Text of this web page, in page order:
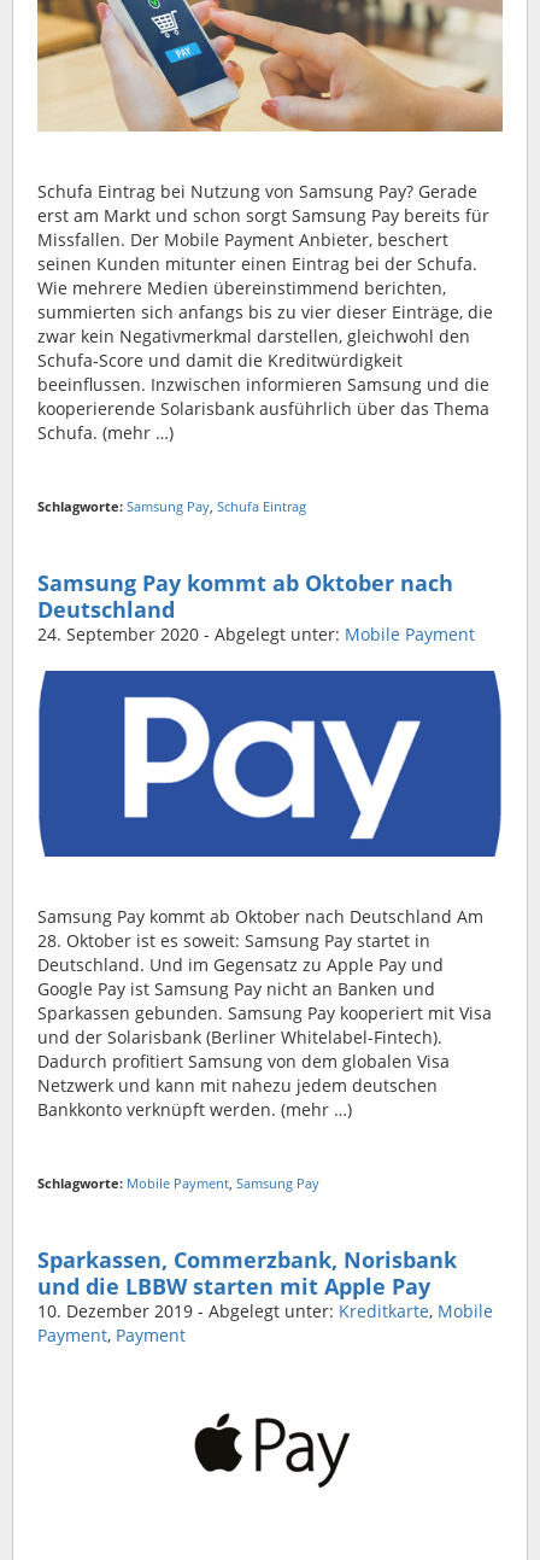
Schufa Eintrag bei Nutzung von Samsung Pay? Gerade
erst am Markt und schon sorgt Samsung Pay bereits für
Missfallen. Der Mobile Payment Anbieter, beschert
seinen Kunden mitunter einen Eintrag bei der Schufa.
Wie mehrere Medien übereinstimmend berichten,
summierten sich anfangs bis zu vier dieser Einträge, die
zwar kein Negativmerkmal darstellen, gleichwohl den
Schufa-Score und damit die Kreditwürdigkeit
beeinflussen. Inzwischen informieren Samsung und die
kooperierende Solarisbank ausführlich über das Thema
Schufa. (mehr …)
Schlagworte: Samsung Pay Schufa Eintrag
Samsung Pay kommt ab Oktober nach
Deutschland
24. September 2020 - Abgelegt unter: Mobile Payment
Samsung Pay kommt ab Oktober nach Deutschland Am
28. Oktober ist es soweit: Samsung Pay startet in
Deutschland. Und im Gegensatz zu Apple Pay und
Google Pay ist Samsung Pay nicht an Banken und
Sparkassen gebunden. Samsung Pay kooperiert mit Visa
und der Solarisbank (Berliner Whitelabel-Fintech).
Dadurch profitiert Samsung von dem globalen Visa
Netzwerk und kann mit nahezu jedem deutschen
Bankkonto verknüpft werden. (mehr …)
Schlagworte: Mobile Payment, Samsung Pay
Sparkassen, Commerzbank, Norisbank
und die LBBW starten mit Apple Pay
10. Dezember 2019 - Abgelegt unter: Kreditkarte, Mobile
Payment, Payment